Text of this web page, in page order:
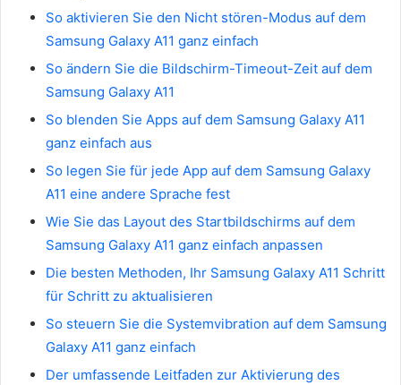
So aktivieren Sie den Nicht stören-Modus auf dem
Samsung Galaxy A11 ganz einfach
So ändern Sie die Bildschirm-Timeout-Zeit auf dem
Samsung Galaxy A11
So blenden Sie Apps auf dem Samsung Galaxy A11
ganz einfach aus
So legen Sie für jede App auf dem Samsung Galaxy
A11 eine andere Sprache fest
Wie Sie das Layout des Startbildschirms auf dem
Samsung Galaxy A11 ganz einfach anpassen
Die besten Methoden, Ihr Samsung Galaxy A11 Schritt
für Schritt zu aktualisieren
So steuern Sie die Systemvibration auf dem Samsung
Galaxy A11 ganz einfach
Der umfassende Leitfaden zur Aktivierung des